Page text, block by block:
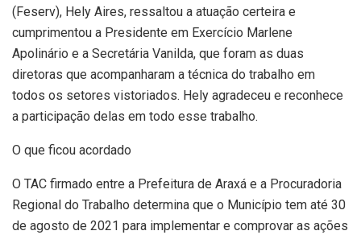
(Feserv), Hely Aires, ressaltou a atuação certeira e
cumprimentou a Presidente em Exercício Marlene
Apolinário e a Secretária Vanilda, que foram as duas
diretoras que acompanharam a técnica do trabalho em
todos os setores vistoriados. Hely agradeceu e reconhece
a participação delas em todo esse trabalho.
O que ficou acordado
O TAC firmado entre a Prefeitura de Araxá e a Procuradoria
Regional do Trabalho determina que o Município tem até 30
de agosto de 2021 para implementar e comprovar as ações